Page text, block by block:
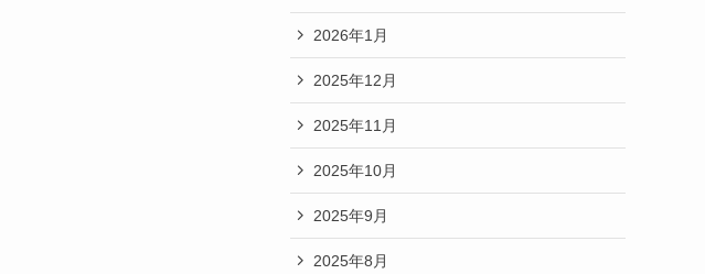
2026年1月
2025年12月
2025年11月
2025年10月
2025年9月
2025年8月